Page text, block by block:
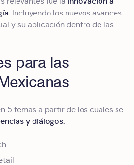
Incluyendo los nuevos avances
y su aplicación dentro de las
para las
5 temas a partir de los cuales se
y diálogos.